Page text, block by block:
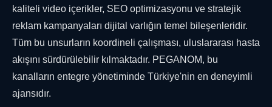
kaliteli video içerikler, SEO optimizasyonu ve stratejik
reklam kampanyaları dijital varlığın temel bileşenleridir.
Tüm bu unsurların koordineli çalışması, uluslararası hasta
akışını sürdürülebilir kılmaktadır. PEGANOM, bu
kanalların entegre yönetiminde Türkiye'nin en deneyimli
ajansıdır.